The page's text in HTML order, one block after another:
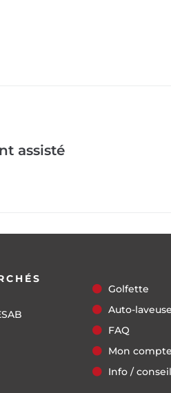
assisté
Golfette
Auto-laveuse
FAQ
Mon compte
Info /